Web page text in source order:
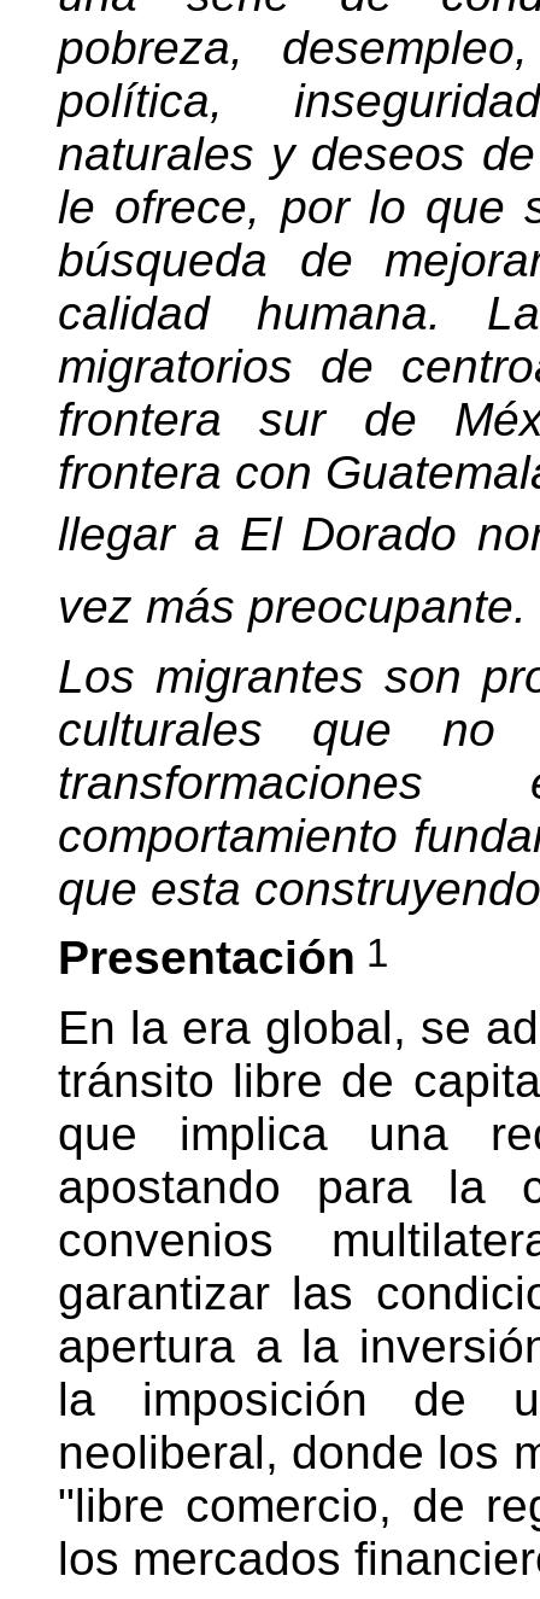
pobreza,
política,
naturales y deseos
le ofrece, por lo que
búsqueda de
calidad humana.
migratorios de
frontera sur de
frontera con
llegar a El Dorado
vez más preocupante.
Los migrantes son
culturales que
comportamiento
que esta
Presentación 1
En la era global, se
tránsito libre de
que implica una
apostando para la
convenios
garantizar las
apertura a la
la imposición de
neoliberal, donde los
"libre comercio, de
los mercados